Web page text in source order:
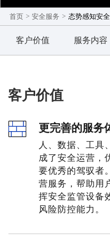
管单位所需的相关数据
位更全面、更准确、更
值。
首页 > 安全服务 > 态势感知安
客户价值 服务内容
客户价值
更完善的服务
人、数据、工具
成了安全运营，
要优秀的驾驭者
营服务，帮助用
挥安全监管设备
风险防控能力。